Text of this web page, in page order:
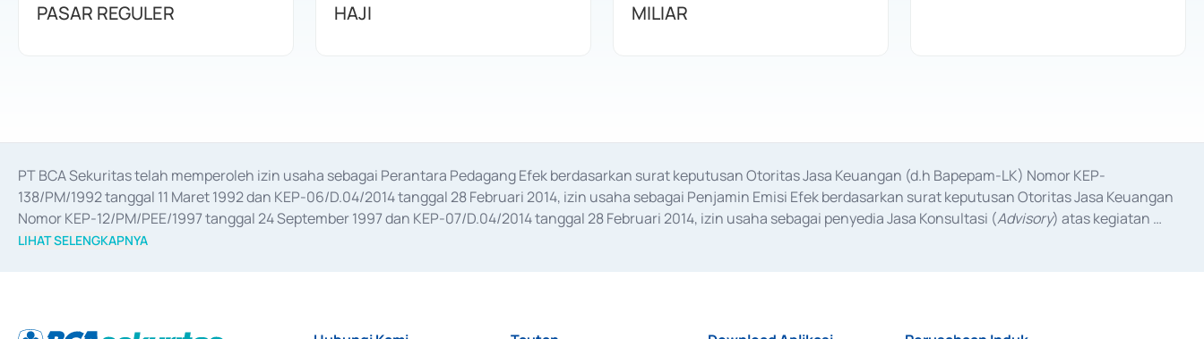
PASAR REGULER
HAJI
MILIAR
PT BCA Sekuritas telah memperoleh izin usaha sebagai Perantara Pedagang Efek berdasarkan surat keputusan Otoritas Jasa Keuangan (d.h Bapepam-LK) Nomor KEP-
138/PM/1992 tanggal 11 Maret 1992 dan KEP-06/D.04/2014 tanggal 28 Februari 2014, izin usaha sebagai Penjamin Emisi Efek berdasarkan surat keputusan Otoritas Jasa Keuangan
Nomor KEP-12/PM/PEE/1997 tanggal 24 September 1997 dan KEP-07/D.04/2014 tanggal 28 Februari 2014, izin usaha sebagai penyedia Jasa Konsultasi (Advisory) atas kegiatan
merger, akuisisi, divestasi, dan
LIHAT SELENGKAPNYA